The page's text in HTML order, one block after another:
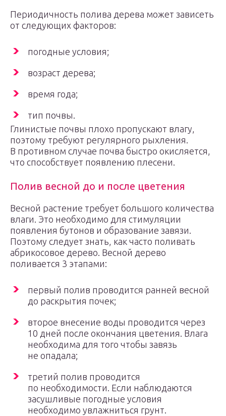
Периодичность полива дерева может зависеть
от следующих факторов:
погодные условия;
возраст дерева;
время года;
тип почвы.
Глинистые почвы плохо пропускают влагу,
поэтому требуют регулярного рыхления.
В противном случае почва быстро окисляется,
что способствует появлению плесени.
Полив весной до и после цветения
Весной растение требует большого количества
влаги. Это необходимо для стимуляции
появления бутонов и образование завязи.
Поэтому следует знать, как часто поливать
абрикосовое дерево. Весной дерево
поливается 3 этапами:
первый полив проводится ранней весной
до раскрытия почек;
второе внесение воды проводится через
10 дней после окончания цветения. Влага
необходима для того чтобы завязь
не опадала;
третий полив проводится
по необходимости. Если наблюдаются
засушливые погодные условия
необходимо увлажниться грунт.